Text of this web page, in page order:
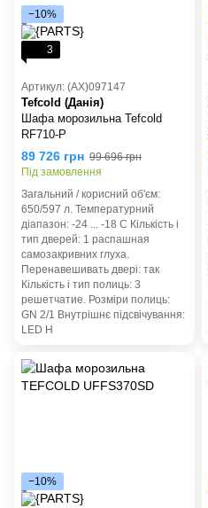
−10%
3
Артикул: (AX)097147
Tefcold (Данія)
Шафа морозильна Tefcold
RF710-P
89 726 грн 99 696 грн
Під замовлення
Загальний / корисний об'єм:
650/597 л. Температурний
діапазон: -24 ... -18 C Кількість і
тип дверей: 1 pаспашная
самозакривних глуха.
Перенавешивать двері: так
Кількість і тип полиць: 3
pешетчатие. Розміри полиць:
GN 2/1 Внутрішнє підсвічування:
LED Н
−10%